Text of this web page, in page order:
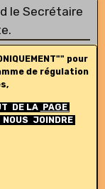
le Secrétaire
pour
de régulation
DE LA PAGE
JOINDRE